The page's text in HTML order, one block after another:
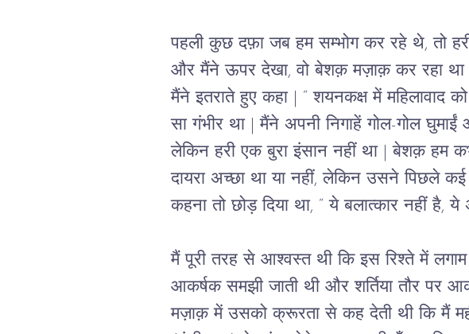
पहली कुछ दफ़ा जब हम सम्भोग कर रहे थे, तो
और मैंने ऊपर देखा, वो बेशक़ मज़ाक़ कर रहा था
मैंने इतराते हुए कहा | “ शयनकक्ष में महिलावाद
सा गंभीर था | मैंने अपनी निगाहें गोल-गोल
लेकिन हरी एक बुरा इंसान नहीं था | बेशक़ हम
दायरा अच्छा था या नहीं, लेकिन उसने पिछले
कहना तो छोड़ दिया था, “ ये बलात्कार नहीं है, ये
मैं पूरी तरह से आश्वस्त थी कि इस रिश्ते में
आकर्षक समझी जाती थी और शर्तिया तौर पर
मज़ाक़ में उसको क्रूरता से कह देती थी कि मैं